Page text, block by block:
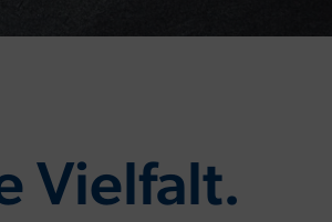
Vielfalt.